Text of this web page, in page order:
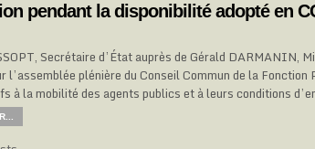
pendant la disponibilité adopté en
Secrétaire d’État auprès de Gérald DARMANIN,
l’assemblée plénière du Conseil Commun de la
à la mobilité des agents publics et à leurs conditions